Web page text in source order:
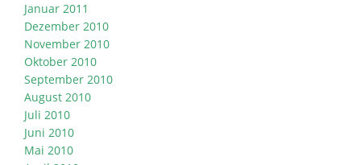
Januar 2011
Dezember 2010
November 2010
Oktober 2010
September 2010
August 2010
Juli 2010
Juni 2010
Mai 2010